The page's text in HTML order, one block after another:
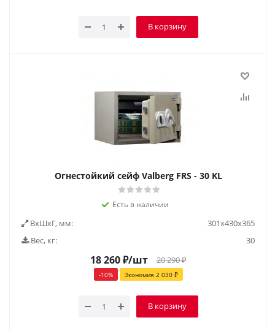
В корзину
Огнестойкий сейф Valberg FRS - 30 KL
Есть в наличии
ВxШxГ, мм:
301х430х365
Вес, кг:
30
18 260₽/шт 20 290₽
-10% Экономия 2 030₽
В корзину